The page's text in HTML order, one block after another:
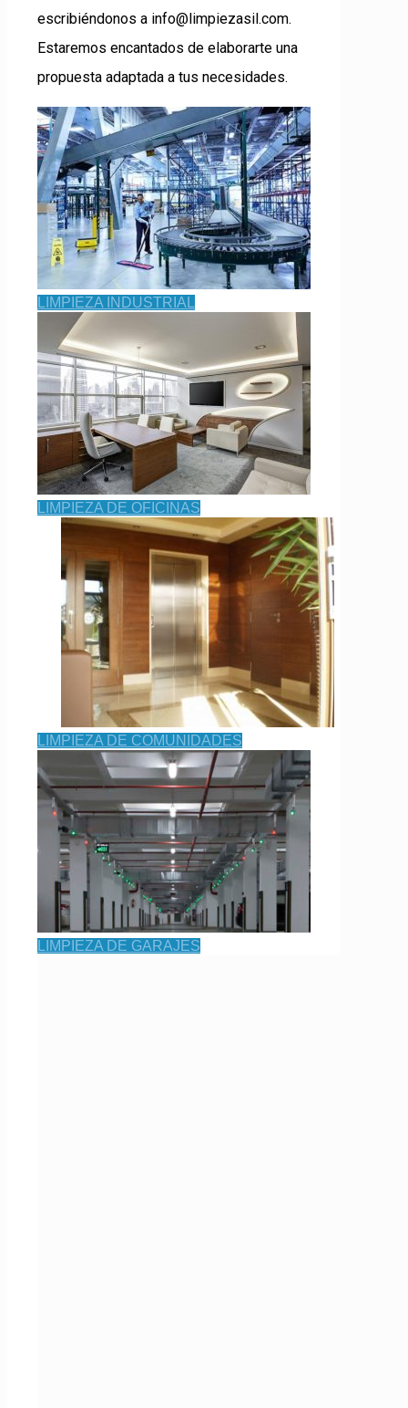
escribiéndonos a info@limpiezasil.com.
Estaremos encantados de elaborarte una
propuesta adaptada a tus necesidades.
LIMPIEZA INDUSTRIAL
LIMPIEZA DE OFICINAS
LIMPIEZA DE COMUNIDADES
LIMPIEZA DE GARAJES